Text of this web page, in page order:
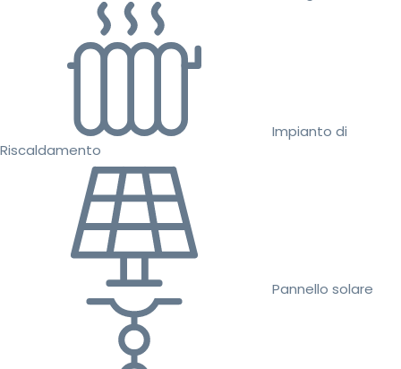
Impianto di
Riscaldamento
Pannello solare